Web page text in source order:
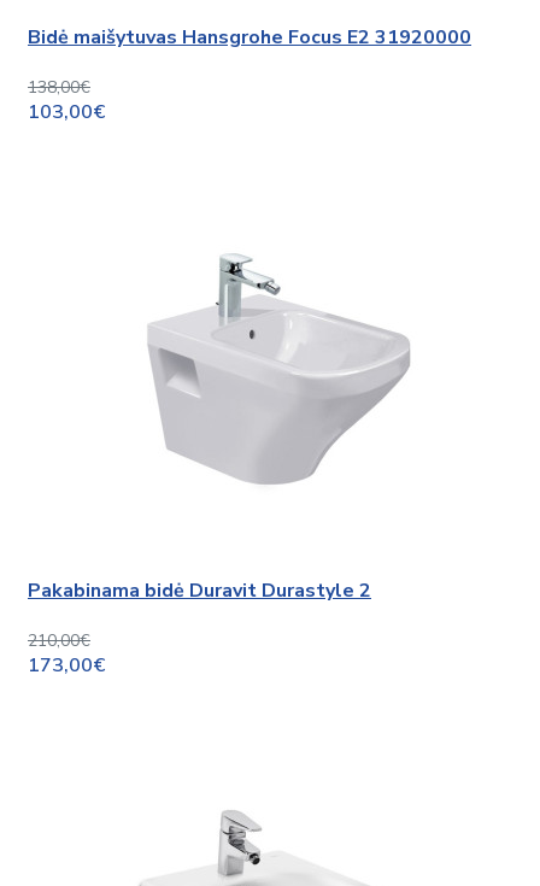
Bidė maišytuvas Hansgrohe Focus E2 31920000
138,00€
103,00€
Pakabinama bidė Duravit Durastyle 2
210,00€
173,00€